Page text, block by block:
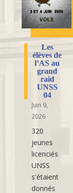
Les
élèves de
l’AS au
grand
raid
UNSS
04
Juin 9,
2026
320
jeunes
licenciés
UNSS
s'étaient
donnés